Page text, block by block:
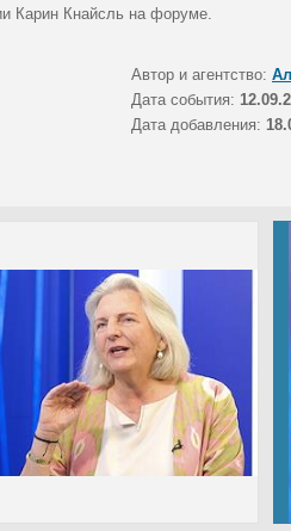
Карин Кнайсль на форуме.
Автор и агентство:
Дата события:
Дата добавления: